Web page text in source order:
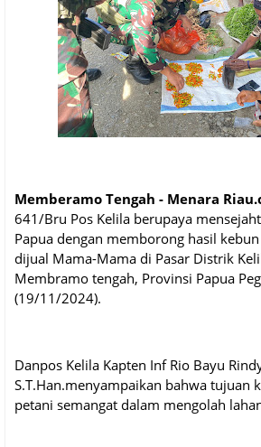
Memberamo Tengah - Menara
641/Bru Pos Kelila berupaya
Papua dengan memborong hasil
dijual Mama-Mama di Pasar Distrik
Membramo tengah, Provinsi Papua
(19/11/2024).
Danpos Kelila Kapten Inf Rio Bayu
S.T.Han.menyampaikan bahwa tujuan
petani semangat dalam mengolah